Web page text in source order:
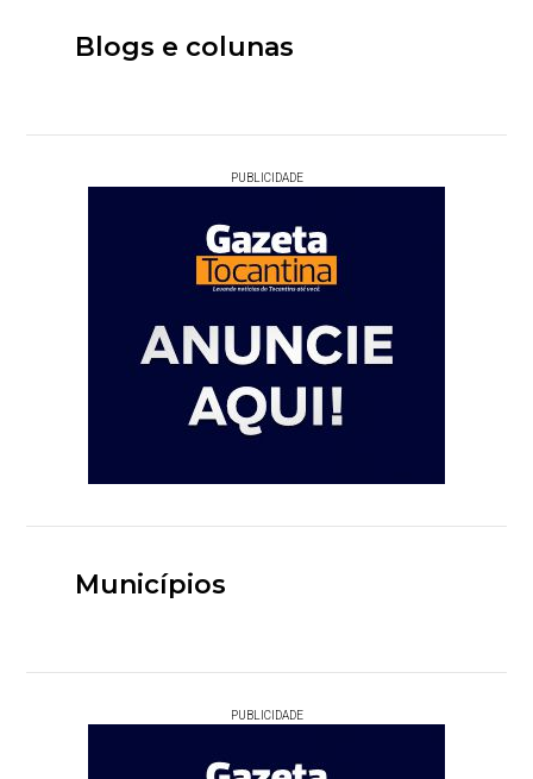
Blogs e colunas
PUBLICIDADE
Municípios
PUBLICIDADE